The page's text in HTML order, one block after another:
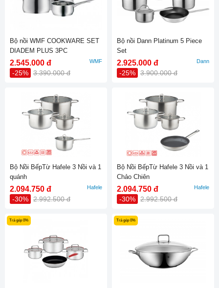
Bộ nồi WMF COOKWARE SET
DIADEM PLUS 3PC
0730299990
2.545.000 đ
-25% 3.390.000 đ
WMF
Bộ nồi Dann Platinum 5 Piece
Set
2.925.000 đ
-25% 3.900.000 đ
Dann
Bộ Nồi BếpTừ Hafele 3 Nồi và 1
quánh
2.094.750 đ
-30% 2.992.500 đ
Hafele
Bộ Nồi BếpTừ Hafele 3 Nồi và 1
Chảo Chiên
2.094.750 đ
-30% 2.992.500 đ
Hafele
Trả góp 0% Trả góp 0%